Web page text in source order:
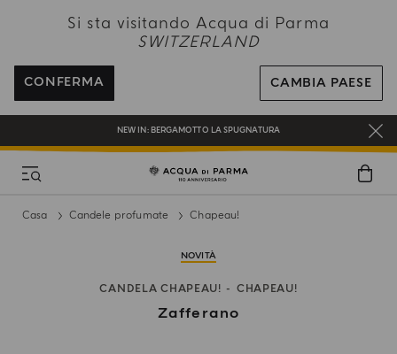
Si sta visitando Acqua di Parma
SWITZERLAND
CONFERMA CAMBIA PAESE
SPEDIZIONE GRATUITA PER TUTTI GLI ORDINI SUPERIORI A 120 CHF
REGISTRATI E RICEVI UN REGALO SPECIALE CON IL TUO PRIMO ACQUISTO
UN REGALO PER TE SUGLI ORDINI SUPERIORI AI CHF 180
NEW IN: BERGAMOTTO LA SPUGNATURA
Casa Candele profumate Chapeau!
NOVITÀ
CANDELA CHAPEAU! CHAPEAU!
Zafferano